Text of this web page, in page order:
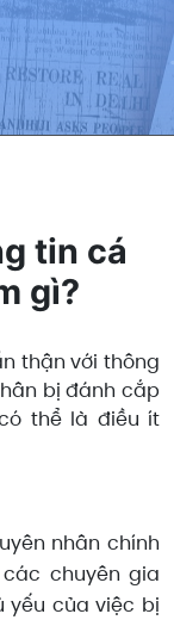
tin cá
gì?
thận với thông
bị đánh cắp
thể là điều ít
nhân chính
chuyên gia
yếu của việc bị